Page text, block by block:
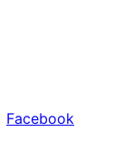
Facebook